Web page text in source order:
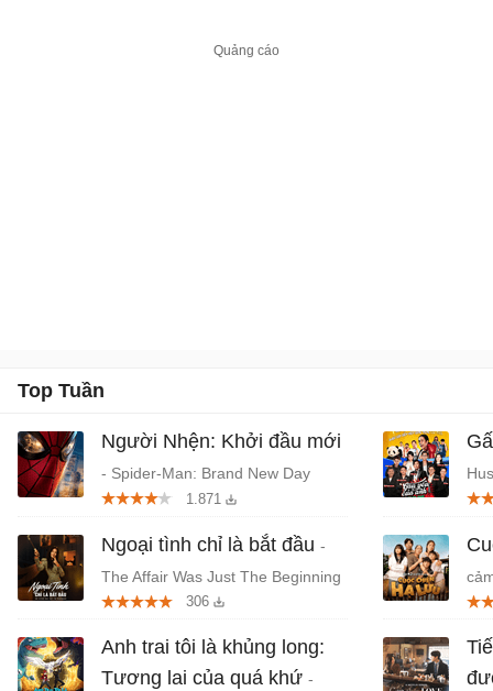
Top Tuần
Người Nhện: Khởi đầu mới
- Spider-Man: Brand New Day
(2026) chiếu rạp
1.871
Ngoại tình chỉ là bắt đầu -
The Affair Was Just The Beginning
- Phim tâm lý, giật gân Hàn Quốc
306
Anh trai tôi là khủng long:
Tương lai của quá khứ -